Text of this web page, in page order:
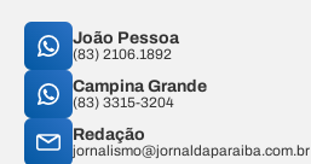
João Pessoa
(83) 2106.1892
Campina Grande
(83) 3315-3204
Redação
jornalismo@jornaldaparaiba.com.br